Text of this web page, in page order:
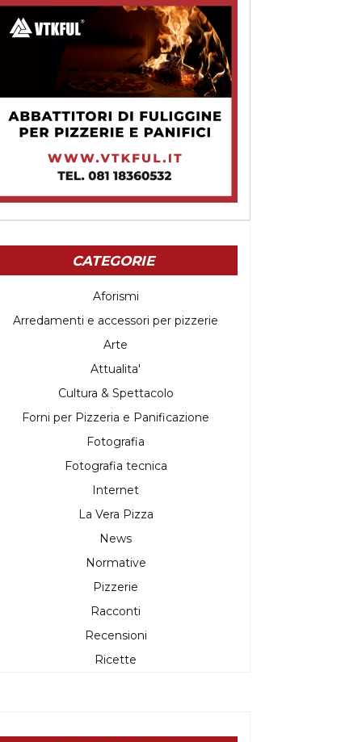
CATEGORIE
Aforismi
Arredamenti e accessori per pizzerie
Arte
Attualita'
Cultura & Spettacolo
Forni per Pizzeria e Panificazione
Fotografia
Fotografia tecnica
Internet
La Vera Pizza
News
Normative
Pizzerie
Racconti
Recensioni
Ricette